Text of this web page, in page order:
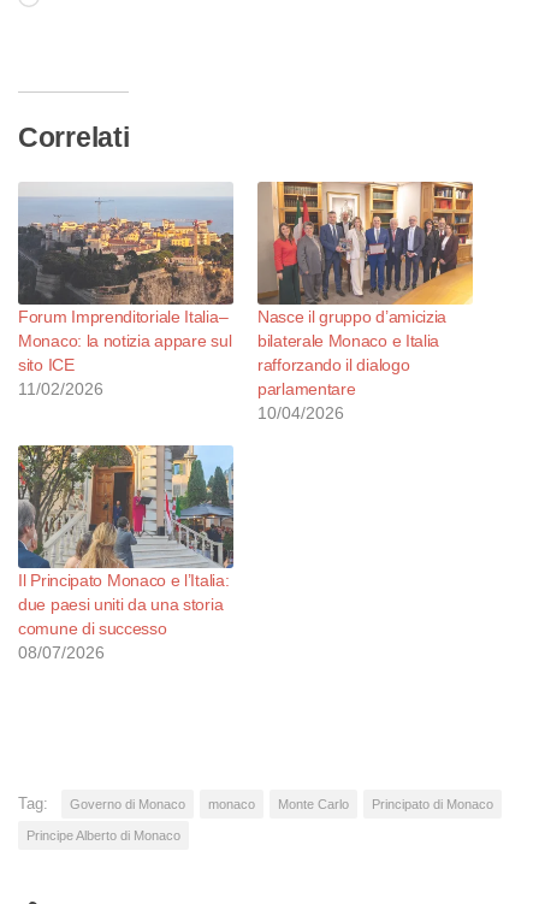
Correlati
Forum Imprenditoriale Italia–
Monaco: la notizia appare sul
sito ICE
11/02/2026
Nasce il gruppo d’amicizia
bilaterale Monaco e Italia
rafforzando il dialogo
parlamentare
10/04/2026
Il Principato Monaco e l’Italia:
due paesi uniti da una storia
comune di successo
08/07/2026
Tag: Governo di Monaco monaco Monte Carlo Principato di Monaco
Principe Alberto di Monaco